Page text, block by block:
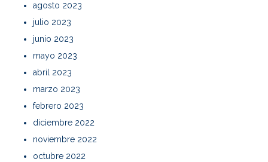
agosto 2023
julio 2023
junio 2023
mayo 2023
abril 2023
marzo 2023
febrero 2023
diciembre 2022
noviembre 2022
octubre 2022